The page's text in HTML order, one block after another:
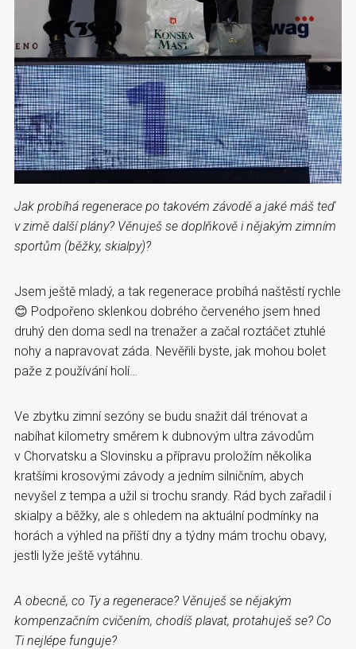
Jak probíhá regenerace po takovém závodě a jaké máš teď
v zimě další plány? Věnuješ se doplňkově i nějakým zimním
sportům (běžky, skialpy)?
Jsem ještě mladý, a tak regenerace probíhá naštěstí rychle
😊 Podpořeno sklenkou dobrého červeného jsem hned
druhý den doma sedl na trenažer a začal roztáčet ztuhlé
nohy a napravovat záda. Nevěřili byste, jak mohou bolet
paže z používání holí…
Ve zbytku zimní sezóny se budu snažit dál trénovat a
nabíhat kilometry směrem k dubnovým ultra závodům
v Chorvatsku a Slovinsku a přípravu proložím několika
kratšími krosovými závody a jedním silničním, abych
nevyšel z tempa a užil si trochu srandy. Rád bych zařadil i
skialpy a běžky, ale s ohledem na aktuální podmínky na
horách a výhled na příští dny a týdny mám trochu obavy,
jestli lyže ještě vytáhnu.
A obecně, co Ty a regenerace? Věnuješ se nějakým
kompenzačním cvičením, chodíš plavat, protahuješ se? Co
Ti nejlépe funguje?